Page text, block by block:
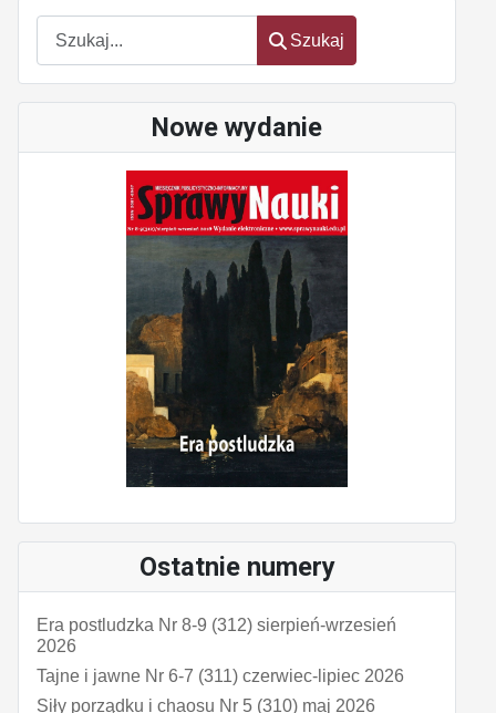
Szukaj
Szukaj
Nowe wydanie
Ostatnie numery
Era postludzka Nr 8-9 (312) sierpień-wrzesień
2026
Tajne i jawne Nr 6-7 (311) czerwiec-lipiec 2026
Siły porządku i chaosu Nr 5 (310) maj 2026